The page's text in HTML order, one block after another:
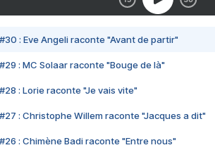
#30 : Eve Angeli raconte "Avant de partir"
#29 : MC Solaar raconte "Bouge de là"
#28 : Lorie raconte "Je vais vite"
#27 : Christophe Willem raconte "Jacques a dit"
#26 : Chimène Badi raconte "Entre nous"